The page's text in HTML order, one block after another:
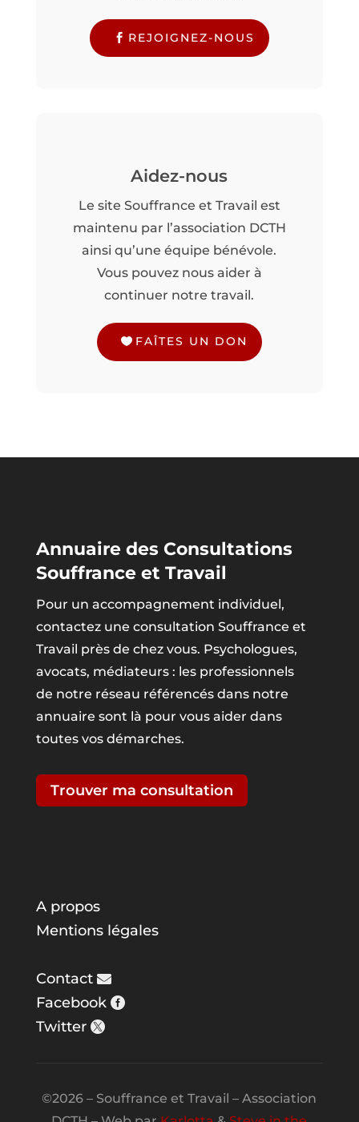
REJOIGNEZ-NOUS
Aidez-nous
Le site Souffrance et Travail est
maintenu par l’association DCTH
ainsi qu’une équipe bénévole.
Vous pouvez nous aider à
continuer notre travail.
FAÎTES UN DON
Annuaire des Consultations
Souffrance et Travail
Pour un accompagnement individuel,
contactez une consultation Souffrance et
Travail près de chez vous. Psychologues,
avocats, médiateurs : les professionnels
de notre réseau référencés dans notre
annuaire sont là pour vous aider dans
toutes vos démarches.
Trouver ma consultation
A propos
Mentions légales
Contact
Facebook
Twitter
©2026 – Souffrance et Travail – Association